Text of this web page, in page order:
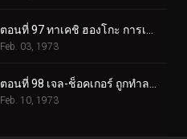
ตอนที่ 97 ทาเคชิ ฮองโกะ การเปลี่ยนแปลงที่เป็นไปไม่ได้
Feb. 03, 1973
Feb. 10, 1973